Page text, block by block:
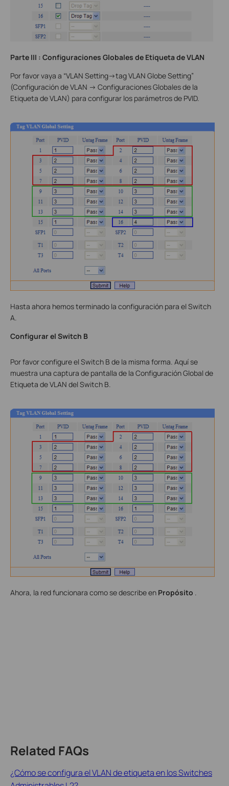
Parte III : Configuraciones Globales de Etiqueta de VLAN
Por favor vaya a “VLAN Setting->tag VLAN Globe Setting”
(Configuración de VLAN -> Configuraciones Globales de la
Etiqueta de VLAN) para configurar los parámetros de PVID.
Hasta ahora hemos terminado la configuración para el Switch
A.
Configurar el Switch B
Por favor configure el Switch B de la misma forma. Aquí se
muestra una captura de pantalla de la Configuración Global de
Etiqueta de VLAN del Switch B.
Ahora, la red funcionara como se describe en Propósito .
Related FAQs
¿Cómo se configura el VLAN de etiqueta en los Switches